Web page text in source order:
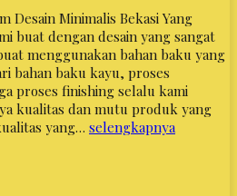
Desain Minimalis Bekasi Yang
buat dengan desain yang sangat
menggunakan bahan baku yang
bahan baku kayu, proses
proses finishing selalu kami
kualitas dan mutu produk yang
yang… selengkapnya